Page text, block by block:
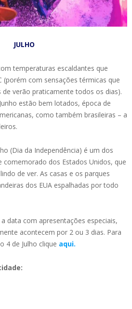
JULHO
temperaturas escaldantes que
(porém com sensações térmicas que
de verão praticamente todos os dias).
estão bem lotados, época de
como também brasileiras – a
(Dia da Independência) é um dos
comemorado dos Estados Unidos, que
de ver. As casas e os parques
dos EUA espalhadas por todo
data com apresentações especiais,
acontecem por 2 ou 3 dias. Para
4 de Julho clique aqui.